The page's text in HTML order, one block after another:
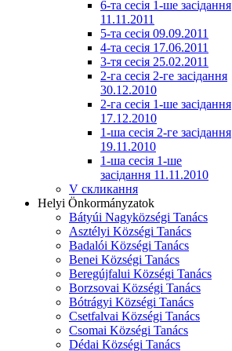
6-та сесія 1-ше засідання
11.11.2011
5-та сесія 09.09.2011
4-та сесія 17.06.2011
3-тя сесія 25.02.2011
2-га сесія 2-ге засідання
30.12.2010
2-га сесія 1-ше засідання
17.12.2010
1-ша сесія 2-ге засідання
19.11.2010
1-ша сесія 1-ше
засідання 11.11.2010
V скликання
Helyi Önkormányzatok
Bátyúi Nagyközségi Tanács
Asztélyi Községi Tanács
Badalói Községi Tanács
Benei Községi Tanács
Beregújfalui Községi Tanács
Borzsovai Községi Tanács
Bótrágyi Községi Tanács
Csetfalvai Községi Tanács
Csomai Községi Tanács
Dédai Községi Tanács